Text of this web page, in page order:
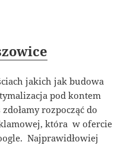
jakich jak budowa
pod kontem
rozpocząć do
która w ofercie
Najprawidłowiej